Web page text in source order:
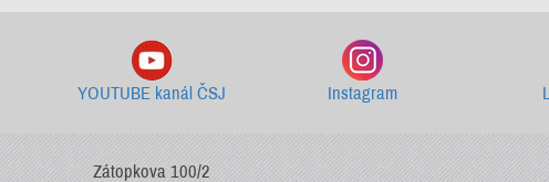
YOUTUBE kanál ČSJ Instagram
Zátopkova 100/2